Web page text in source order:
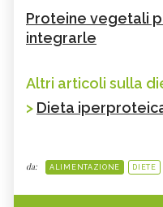
Proteine vegetali
integrarle
Altri articoli sulla
> Dieta
da: ALIMENTAZIONE DIETE